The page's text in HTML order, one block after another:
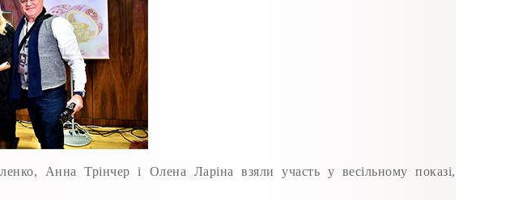
Анна Трінчер і Олена Ларіна взяли участь у весільному показі,